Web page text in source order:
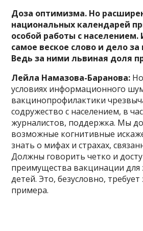
Доза оптимизма. Но
национальных календарей
особой работы с населением.
самое веское слово и дело
Ведь за ними львиная доля
Лейла Намазова-Баранова:
условиях информационного
вакцинопрофилактики
содружество с населением, в
журналистов, поддержка. Мы
возможные когнитивные
знать о мифах и страхах,
Должны говорить четко и
преимущества вакцинации
детей. Это, безусловно,
примера.